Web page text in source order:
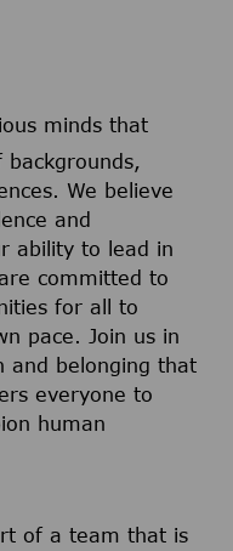
minds that
We believe
and
ability to lead in
committed to
for all to
pace. Join us in
and belonging that
everyone to
human
of a team that is